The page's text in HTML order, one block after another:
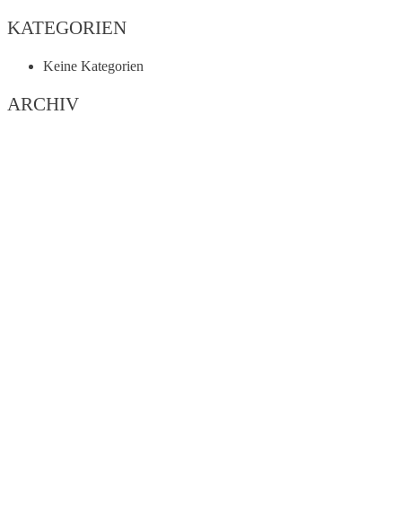
KATEGORIEN
Keine Kategorien
ARCHIV